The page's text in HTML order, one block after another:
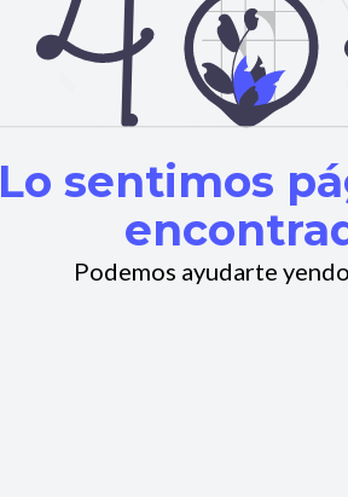
Lo sentimos
Podemos ayudarte